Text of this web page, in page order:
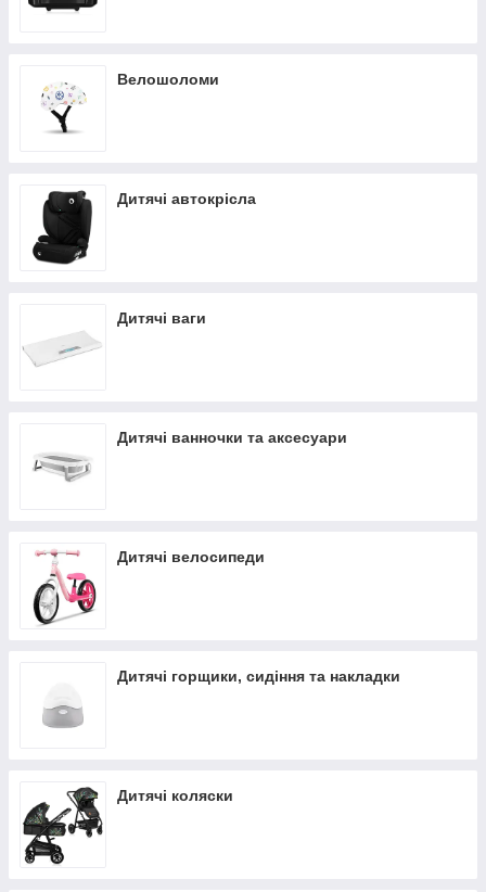
Велошоломи
Дитячі автокрісла
Дитячі ваги
Дитячі ванночки та аксесуари
Дитячі велосипеди
Дитячі горщики, сидіння та накладки
Дитячі коляски